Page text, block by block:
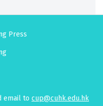
Press
email to cup@cuhk.edu.hk